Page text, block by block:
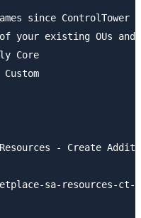
since ControlTower
your existing OUs
Core
Custom
- Create
sa-resources-